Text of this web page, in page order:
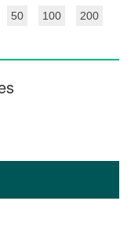
50 100 200